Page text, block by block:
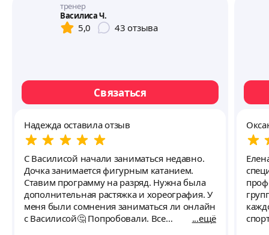
тренер
Василиса Ч.
5,0 43 отзыва
Связаться
Надежда оставила отзыв
С Василисой начали заниматься недавно.
Дочка занимается фигурным катанием.
Ставим программу на разряд. Нужна была
дополнительная растяжка и хореография. У
меня были сомнения заниматься ли онлайн
с Василисой🤔 Попробовали. Все
ещё
Елена